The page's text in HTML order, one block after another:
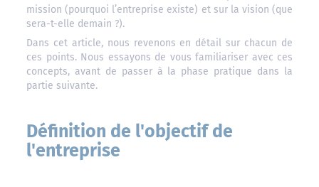
mission (pourquoi l’entreprise existe) et sur la vision (que
sera-t-elle demain ?).
Dans cet article, nous revenons en détail sur chacun de
ces points. Nous essayons de vous familiariser avec ces
concepts, avant de passer à la phase pratique dans la
partie suivante.
Définition de l'objectif de
l'entreprise